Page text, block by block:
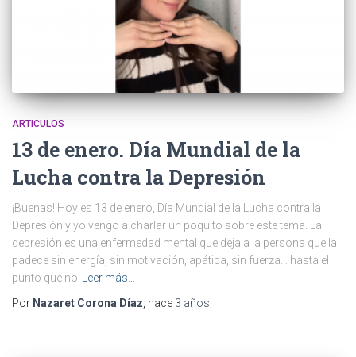
m
ARTICULOS
13 de enero. Día Mundial de la
Lucha contra la Depresión
¡Buenas! Hoy es 13 de enero, Día Mundial de la Lucha contra la
Depresión y yo vengo a charlar un poquito sobre este tema. La
depresión es una enfermedad mental que deja a la persona que la
padece sin energía, sin motivación, apática, sin fuerza… hasta el
punto que no
Leer más…
Por Nazaret Corona Díaz , hace 3 años